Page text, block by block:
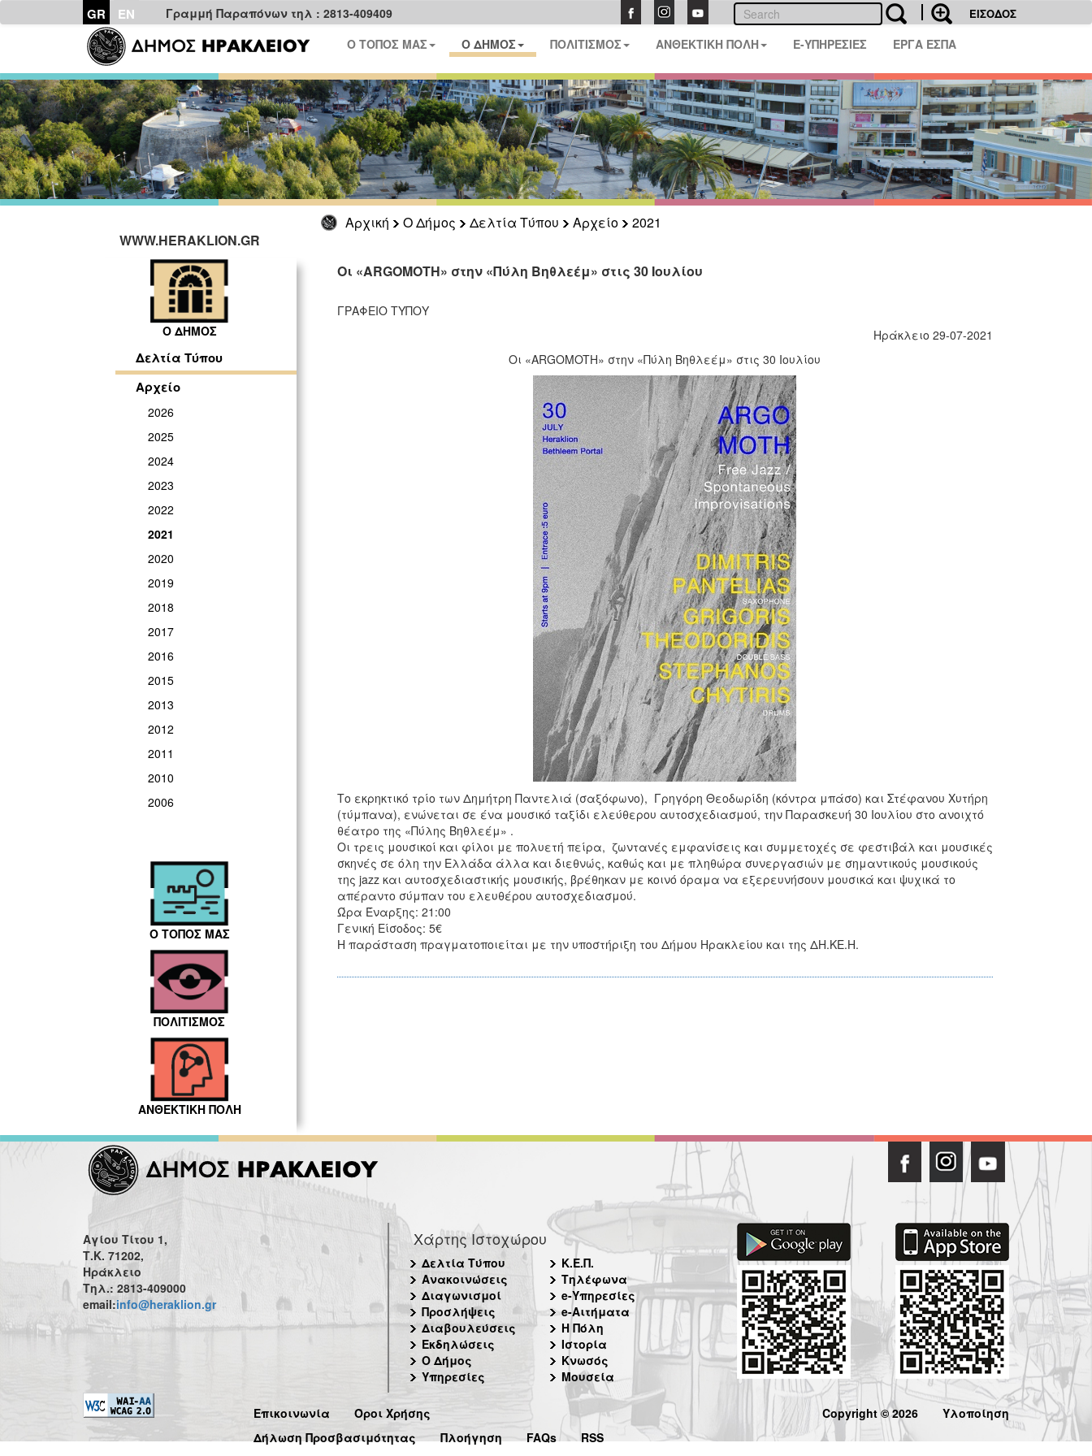
GR EN Γραμμή Παραπόνων τηλ : 2813-409409 ΕΙΣΟΔΟΣ
Ο ΤΟΠΟΣ ΜΑΣ Ο ΔΗΜΟΣ ΠΟΛΙΤΙΣΜΟΣ ΑΝΘΕΚΤΙΚΗ ΠΟΛΗ E-ΥΠΗΡΕΣΙΕΣ ΕΡΓΑ ΕΣΠΑ
Αρχική Ο Δήμος Δελτία Τύπου Αρχείο
2021
WWW.HERAKLION.GR
Ο ΔΗΜΟΣ
Δελτία Τύπου
Αρχείο
2026
2025
2024
2023
2022
2021
2020
2019
2018
2017
2016
2015
2013
2012
2011
2010
2006
Ο ΤΟΠΟΣ ΜΑΣ
ΠΟΛΙΤΙΣΜΟΣ
ΑΝΘΕΚΤΙΚΗ ΠΟΛΗ
Οι «ARGOMOTH» στην «Πύλη Βηθλεέμ» στις 30 Ιουλίου
ΓΡΑΦΕΙΟ ΤΥΠΟΥ
Ηράκλειο 29-07-2021
Οι «ARGOMOTH» στην «Πύλη Βηθλεέμ» στις 30 Ιουλίου
Το εκρηκτικό τρίο των Δημήτρη Παντελιά (σαξόφωνο), Γρηγόρη Θεοδωρίδη (κόντρα μπάσο) και Στέφανου Χυτήρη
(τύμπανα), ενώνεται σε ένα μουσικό ταξίδι ελεύθερου αυτοσχεδιασμού, την Παρασκευή 30 Ιουλίου στο ανοιχτό
θέατρο της «Πύλης Βηθλεέμ» .
Οι τρεις μουσικοί και φίλοι με πολυετή πείρα, ζωντανές εμφανίσεις και συμμετοχές σε φεστιβάλ και μουσικές
σκηνές σε όλη την Ελλάδα άλλα και διεθνώς, καθώς και με πληθώρα συνεργασιών με σημαντικούς μουσικούς
της jazz και αυτοσχεδιαστικής μουσικής, βρέθηκαν με κοινό όραμα να εξερευνήσουν μουσικά και ψυχικά το
απέραντο σύμπαν του ελευθέρου αυτοσχεδιασμού.
Ώρα Έναρξης: 21:00
Γενική Είσοδος: 5€
H παράσταση πραγματοποιείται με την υποστήριξη του Δήμου Ηρακλείου και της ΔΗ.ΚΕ.Η.
Αγίου Τίτου 1,
Τ.Κ. 71202,
Ηράκλειο
Τηλ.: 2813-409000
email:info@heraklion.gr
Χάρτης Ιστοχώρου
Δελτία Τύπου
Ανακοινώσεις
Διαγωνισμοί
Προσλήψεις
Διαβουλεύσεις
Εκδηλώσεις
Ο Δήμος
Υπηρεσίες
Κ.Ε.Π.
Τηλέφωνα
e-Υπηρεσίες
e-Αιτήματα
Η Πόλη
Ιστορία
Κνωσός
Μουσεία
Επικοινωνία
Όροι Χρήσης
Δήλωση Προσβασιμότητας
Πλοήγηση FAQs RSS
Copyright © 2026 Υλοποίηση